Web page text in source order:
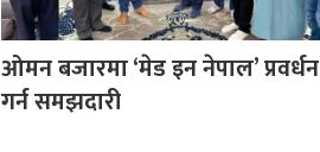
ओमन बजारमा ‘मेड इन नेपाल’ प्रवर्धन
गर्न समझदारी